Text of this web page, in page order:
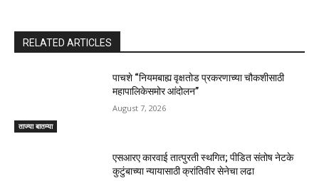
RELATED ARTICLES
ताज्या बातम्या
पाचशे “नियमबाह्य वृक्षतोड प्रकरणाच्या चौकशीसाठी
महापालिकेसमोर आंदोलन”
August 7, 2026
एसआरए कारवाई तात्पुरती स्थगित; पीडित संतोष नेटके
कुटुंबाच्या न्यायासाठी क्रांतिवीर सेनेचा लढा